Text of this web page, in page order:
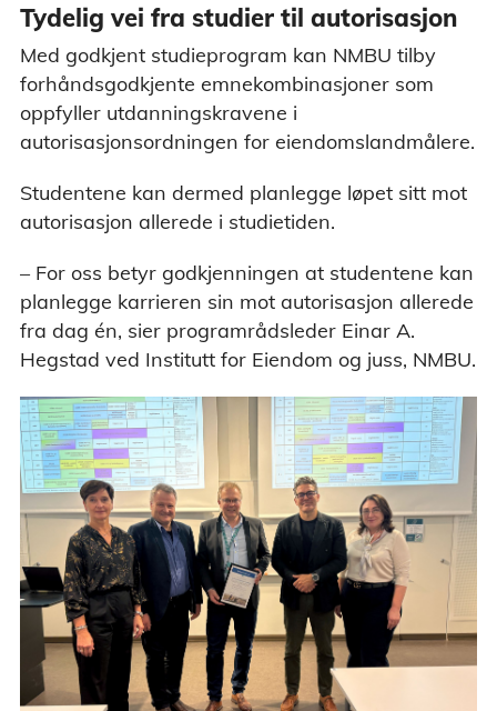
Tydelig vei fra studier til autorisasjon
Med godkjent studieprogram kan NMBU tilby
forhåndsgodkjente emnekombinasjoner som
oppfyller utdanningskravene i
autorisasjonsordningen for eiendomslandmålere.
Studentene kan dermed planlegge løpet sitt mot
autorisasjon allerede i studietiden.
– For oss betyr godkjenningen at studentene kan
planlegge karrieren sin mot autorisasjon allerede
fra dag én, sier programrådsleder Einar A.
Hegstad ved Institutt for Eiendom og juss, NMBU.